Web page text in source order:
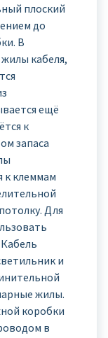
плоский
до
В
кабеля,
ещё
к
запаса
к клеммам
Для
и
жилы.
коробки
в